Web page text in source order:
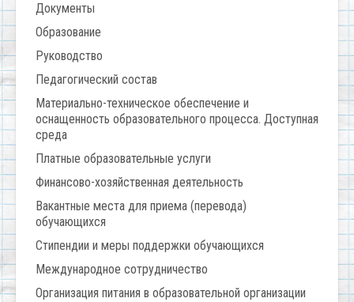
Документы
Образование
Руководство
Педагогический состав
Материально-техническое обеспечение и
оснащенность образовательного процесса. Доступная
среда
Платные образовательные услуги
Финансово-хозяйственная деятельность
Вакантные места для приема (перевода)
обучающихся
Стипендии и меры поддержки обучающихся
Международное сотрудничество
Организация питания в образовательной организации